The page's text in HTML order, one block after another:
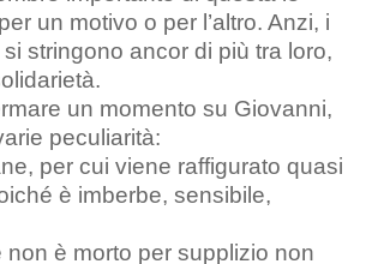
un motivo o per l’altro. Anzi, i
stringono ancor di più tra loro,
un momento su Giovanni,
peculiarità:
per cui viene raffigurato quasi
è imberbe, sensibile,
non è morto per supplizio non